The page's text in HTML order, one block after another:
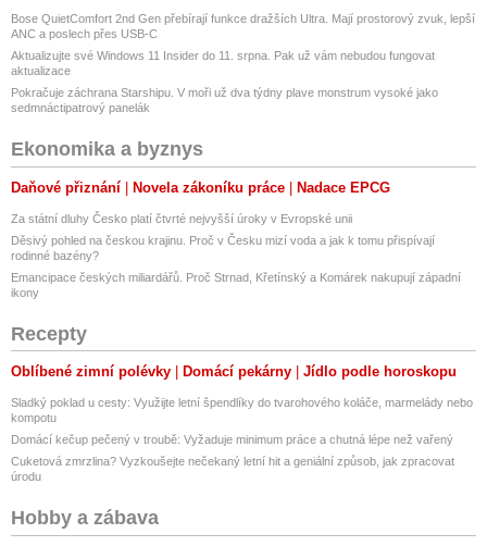
Bose QuietComfort 2nd Gen přebírají funkce dražších Ultra. Mají prostorový zvuk, lepší
ANC a poslech přes USB-C
Aktualizujte své Windows 11 Insider do 11. srpna. Pak už vám nebudou fungovat
aktualizace
Pokračuje záchrana Starshipu. V moři už dva týdny plave monstrum vysoké jako
sedmnáctipatrový panelák
Ekonomika a byznys
Daňové přiznání Novela zákoníku práce Nadace EPCG
Za státní dluhy Česko platí čtvrté nejvyšší úroky v Evropské unii
Děsivý pohled na českou krajinu. Proč v Česku mizí voda a jak k tomu přispívají
rodinné bazény?
Emancipace českých miliardářů. Proč Strnad, Křetínský a Komárek nakupují západní
ikony
Recepty
Oblíbené zimní polévky Domácí pekárny Jídlo podle horoskopu
Sladký poklad u cesty: Využijte letní špendlíky do tvarohového koláče, marmelády nebo
kompotu
Domácí kečup pečený v troubě: Vyžaduje minimum práce a chutná lépe než vařený
Cuketová zmrzlina? Vyzkoušejte nečekaný letní hit a geniální způsob, jak zpracovat
úrodu
Hobby a zábava